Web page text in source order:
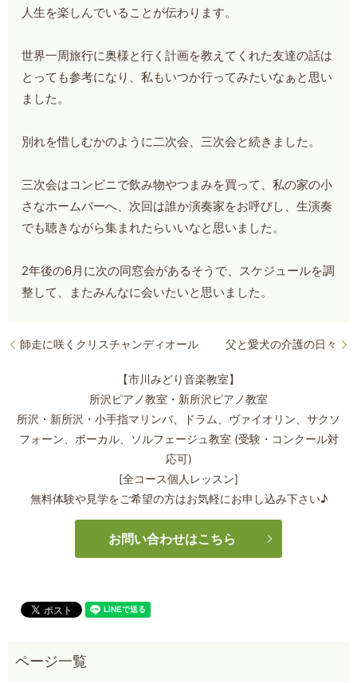
人生を楽しんでいることが伝わります。
世界一周旅行に奥様と行く計画を教えてくれた友達の話は
とっても参考になり、私もいつか行ってみたいなぁと思い
ました。
別れを惜しむかのように二次会、三次会と続きました。
三次会はコンビニで飲み物やつまみを買って、私の家の小
さなホームバーへ、次回は誰か演奏家をお呼びし、生演奏
でも聴きながら集まれたらいいなと思いました。
2年後の6月に次の同窓会があるそうで、スケジュールを調
整して、またみんなに会いたいと思いました。
師走に咲くクリスチャンディオール 父と愛犬の介護の日々
【市川みどり音楽教室】
所沢ピアノ教室・新所沢ピアノ教室
所沢・新所沢・小手指マリンバ、ドラム、ヴァイオリン、サクソ
フォーン、 ボーカル、ソルフェージュ教室 (受験・コンクール対
応可)
[全コース個人レッスン]
無料体験や見学をご希望の方はお気軽にお申し込み下さい♪
お問い合わせはこちら